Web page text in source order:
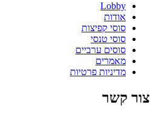
Lobby
אודות
סוסי קפיצות
סוסי טנסי
סוסים ערביים
מאמרים
מדיניות פרטיות
צור קשר